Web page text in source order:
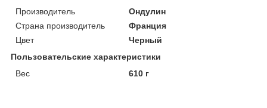
Производитель
Ондулин
Страна производитель
Франция
Цвет
Черный
Пользовательские характеристики
Вес
610 г